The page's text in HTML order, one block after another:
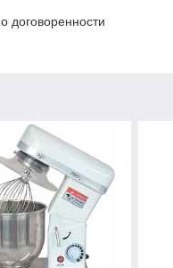
договоренности